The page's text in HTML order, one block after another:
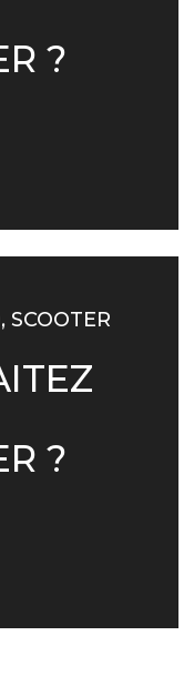
?
SCOOTER
?